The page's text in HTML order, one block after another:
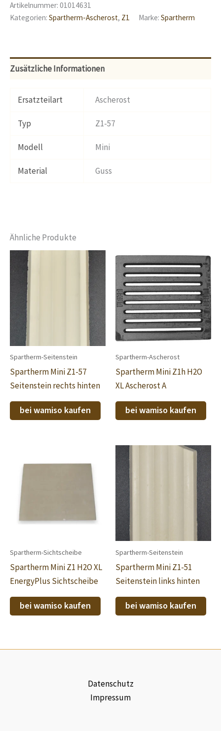
Artikelnummer: 01014631
Kategorien: Spartherm-Ascherost, Z1 Marke: Spartherm
Zusätzliche Informationen
Ersatzteilart Ascherost
Typ Z1-57
Modell Mini
Material Guss
Ähnliche Produkte
Spartherm-Seitenstein
Spartherm Mini Z1-57
Seitenstein rechts hinten
bei wamiso kaufen
Spartherm-Ascherost
Spartherm Mini Z1h H2O
XL Ascherost A
bei wamiso kaufen
Spartherm-Sichtscheibe
Spartherm Mini Z1 H2O XL
EnergyPlus Sichtscheibe
bei wamiso kaufen
Spartherm-Seitenstein
Spartherm Mini Z1-51
Seitenstein links hinten
bei wamiso kaufen
Datenschutz
Impressum